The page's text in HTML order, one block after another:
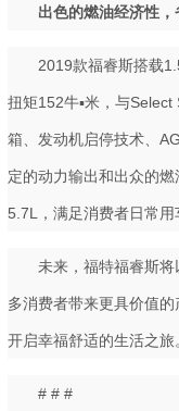
出色的燃油经济性，
2019款福睿斯搭载
扭矩152牛▪米，与
箱、发动机启停技术、
定的动力输出和出众的
5.7L，满足消费者日常用
未来，福特福睿斯
多消费者带来更具价值
开启幸福舒适的生活之旅
# # #